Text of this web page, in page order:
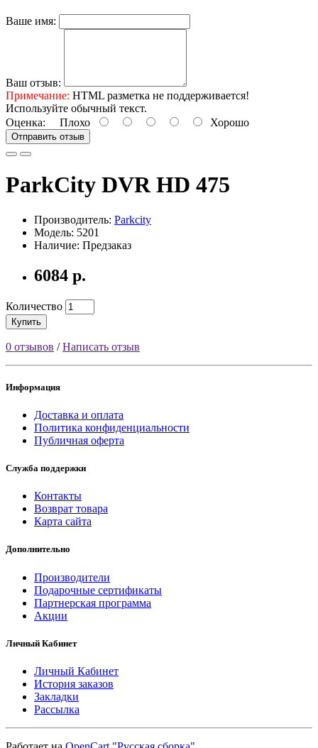
Ваше имя:
Ваш отзыв:
Примечание: HTML разметка не поддерживается!
Используйте обычный текст.
Оценка: Плохо Хорошо
Отправить отзыв
ParkCity DVR HD 475
Производитель: Parkcity
Модель: 5201
Наличие: Предзаказ
6084 р.
Количество
Купить
0 отзывов /Написать отзыв
Информация
Доставка и оплата
Политика конфиденциальности
Публичная оферта
Служба поддержки
Контакты
Возврат товара
Карта сайта
Дополнительно
Производители
Подарочные сертификаты
Партнерская программа
Акции
Личный Кабинет
Личный Кабинет
История заказов
Закладки
Рассылка